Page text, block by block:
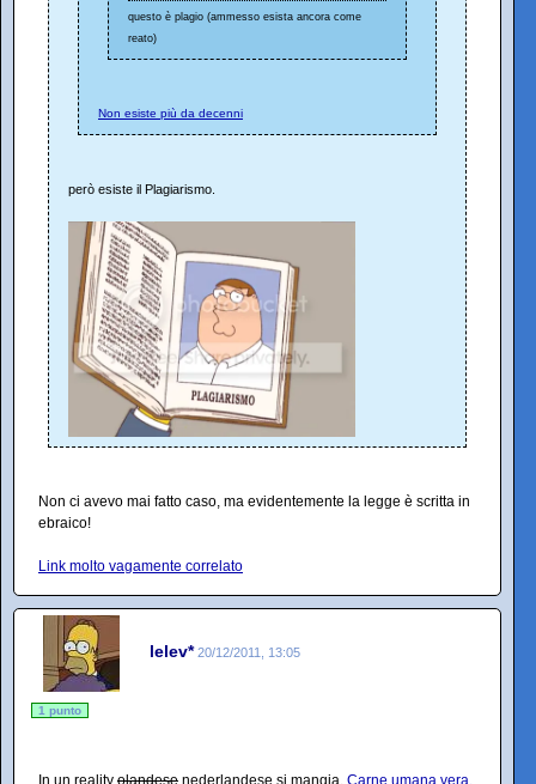
questo è plagio (ammesso esista ancora come
reato)
Non esiste più da decenni
però esiste il Plagiarismo.
Non ci avevo mai fatto caso, ma evidentemente la legge è scritta in
ebraico!
Link molto vagamente correlato
lelev* 20/12/2011, 13:05
1 punto
In un reality olandese nederlandese si mangia. Carne umana vera.